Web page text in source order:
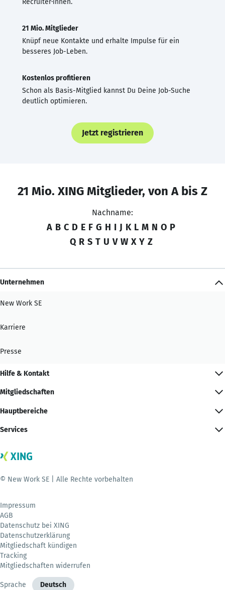
21 Mio. Mitglieder
Knüpf neue Kontakte und erhalte Impulse für ein
besseres Job-Leben.
Kostenlos profitieren
Schon als Basis-Mitglied kannst Du Deine Job-Suche
deutlich optimieren.
Jetzt registrieren
21 Mio. XING Mitglieder, von A bis Z
Nachname:
A B C D E F G H I J K L M N O P
Q R S T U V W X Y Z
Unternehmen
New Work SE
Karriere
Presse
Hilfe & Kontakt
Mitgliedschaften
Hauptbereiche
Services
© New Work SE | Alle Rechte vorbehalten
Impressum
AGB
Datenschutz bei XING
Datenschutzerklärung
Mitgliedschaft kündigen
Tracking
Mitgliedschaften widerrufen
Sprache Deutsch